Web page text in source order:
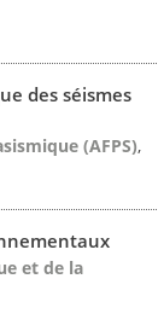
des séismes
(AFPS),
et de la